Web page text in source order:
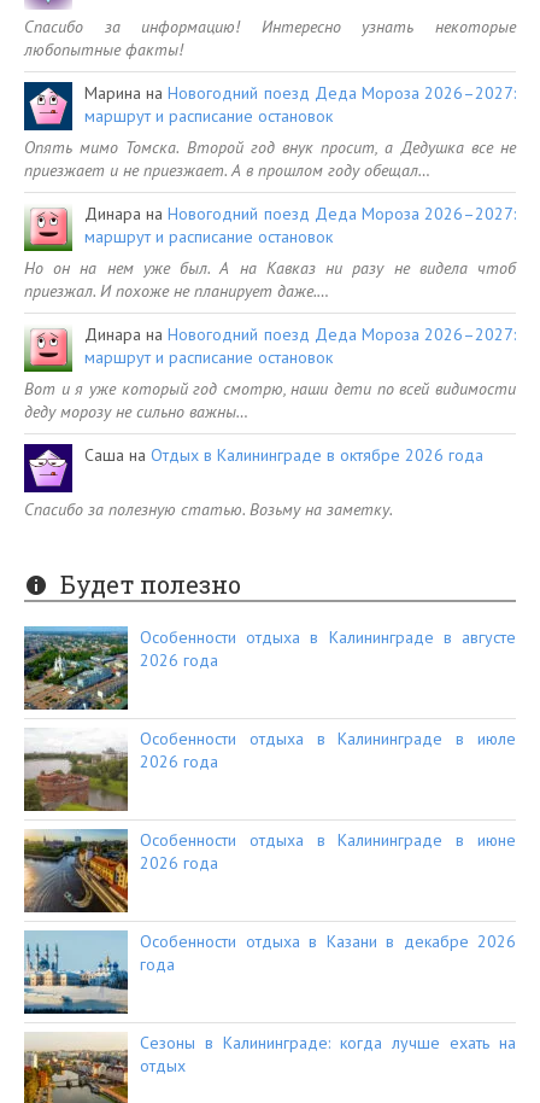
Спасибо за информацию! Интересно узнать некоторые
любопытные факты!
Марина наНовогодний поезд Деда Мороза 2026–2027:
маршрут и расписание остановок
Опять мимо Томска. Второй год внук просит, а Дедушка все не
приезжает и не приезжает. А в прошлом году обещал…
Динара наНовогодний поезд Деда Мороза 2026–2027:
маршрут и расписание остановок
Но он на нем уже был. А на Кавказ ни разу не видела чтоб
приезжал. И похоже не планирует даже.…
Динара наНовогодний поезд Деда Мороза 2026–2027:
маршрут и расписание остановок
Вот и я уже который год смотрю, наши дети по всей видимости
деду морозу не сильно важны…
Саша на Отдых в Калининграде в октябре 2026 года
Спасибо за полезную статью. Возьму на заметку.
Будет полезно
Особенности отдыха в Калининграде в августе
2026 года
Особенности отдыха в Калининграде в июле
2026 года
Особенности отдыха в Калининграде в июне
2026 года
Особенности отдыха в Казани в декабре 2026
года
Сезоны в Калининграде: когда лучше ехать на
отдых